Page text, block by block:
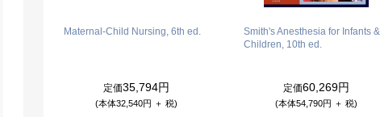
Maternal-Child Nursing, 6th ed.
定価35,794円
(本体32,540円 ＋ 税)
Smith's Anesthesia for Infants &
Children, 10th ed.
定価60,269円
(本体54,790円 ＋ 税)